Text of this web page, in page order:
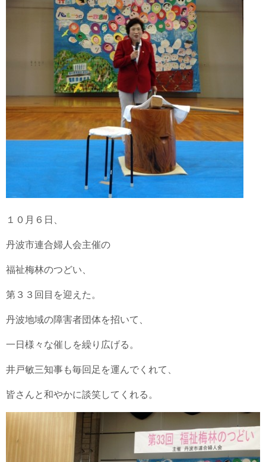
１０月６日、
丹波市連合婦人会主催の
福祉梅林のつどい、
第３３回目を迎えた。
丹波地域の障害者団体を招いて、
一日様々な催しを繰り広げる。
井戸敏三知事も毎回足を運んでくれて、
皆さんと和やかに談笑してくれる。